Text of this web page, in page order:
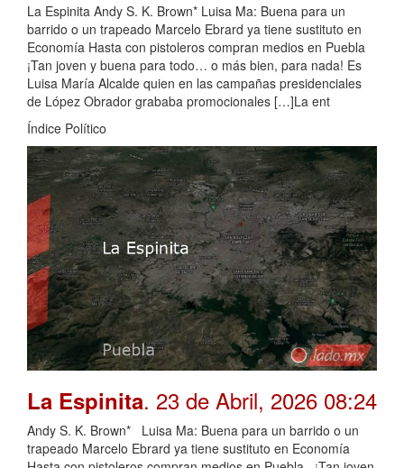
La Espinita Andy S. K. Brown* Luisa Ma: Buena para un
barrido o un trapeado Marcelo Ebrard ya tiene sustituto en
Economía Hasta con pistoleros compran medios en Puebla
¡Tan joven y buena para todo… o más bien, para nada! Es
Luisa María Alcalde quien en las campañas presidenciales
de López Obrador grababa promocionales […]La ent
Índice Político
La Espinita. 23 de Abril, 2026 08:24
Andy S. K. Brown* Luisa Ma: Buena para un barrido o un
trapeado Marcelo Ebrard ya tiene sustituto en Economía